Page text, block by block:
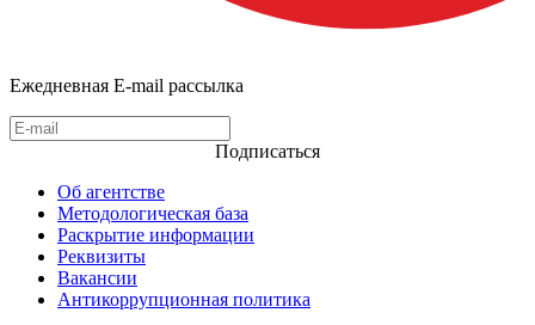
Ежедневная E-mail рассылка
Подписаться
Об агентстве
Методологическая база
Раскрытие информации
Реквизиты
Вакансии
Антикоррупционная политика